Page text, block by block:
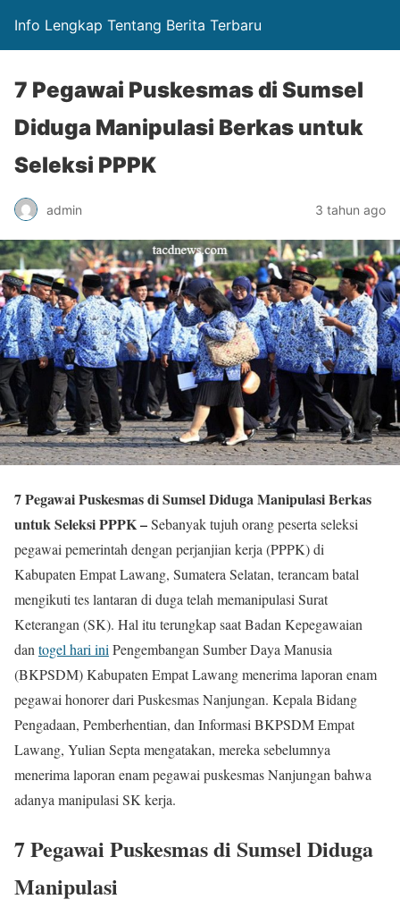
Info Lengkap Tentang Berita Terbaru
7 Pegawai Puskesmas di Sumsel
Diduga Manipulasi Berkas untuk
Seleksi PPPK
admin 3 tahun ago
7 Pegawai Puskesmas di Sumsel Diduga Manipulasi Berkas
untuk Seleksi PPPK –Sebanyak tujuh orang peserta seleksi
pegawai pemerintah dengan perjanjian kerja (PPPK) di
Kabupaten Empat Lawang, Sumatera Selatan, terancam batal
mengikuti tes lantaran di duga telah memanipulasi Surat
Keterangan (SK). Hal itu terungkap saat Badan Kepegawaian
dan togel hari ini Pengembangan Sumber Daya Manusia
(BKPSDM) Kabupaten Empat Lawang menerima laporan enam
pegawai honorer dari Puskesmas Nanjungan. Kepala Bidang
Pengadaan, Pemberhentian, dan Informasi BKPSDM Empat
Lawang, Yulian Septa mengatakan, mereka sebelumnya
menerima laporan enam pegawai puskesmas Nanjungan bahwa
adanya manipulasi SK kerja.
7 Pegawai Puskesmas di Sumsel Diduga
Manipulasi